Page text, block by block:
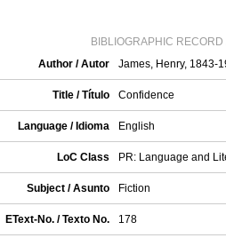
BIBLIOGRAPHIC
Author / Autor
James, Henry, 1843-
Title / Título Confidence
Language / Idioma English
LoC Class PR: Language and
Subject / Asunto Fiction
EText-No. / Texto No. 178